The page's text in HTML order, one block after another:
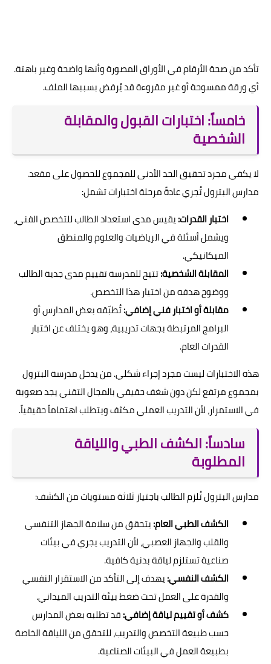
تأكد من صحة الأرقام في الأوراق المصورة وأنها واضحة وغير باهتة.
أي ورقة ممسوحة أو غير مقروءة قد يُرفض بسببها الملف.
خامساً: اختبارات القبول والمقابلة
الشخصية
لا يكفي مجرد تحقيق الحد الأدنى للمجموع للحصول على مقعد.
مدارس البترول تُجري عادةً مرحلة اختبارات تشمل:
اختبار القدرات:يقيس مدى استعداد الطالب للتخصص الفني،
ويشمل أسئلة في الرياضيات والعلوم والمنطق
الميكانيكي.
المقابلة الشخصية:تتيح للمدرسة تقييم مدى جدية الطالب
ووضوح هدفه من اختيار هذا التخصص.
مقابلة أو اختبار فني إضافي:تُطبّقه بعض المدارس أو
البرامج المرتبطة بجهات تدريبية، وهو يختلف عن اختبار
القدرات العام.
هذه الاختبارات ليست مجرد إجراء شكلي. من يدخل مدرسة البترول
بمجموع مرتفع لكن دون شغف حقيقي بالمجال التقني يجد صعوبة
في الاستمرار، لأن التدريب العملي مكثف ويتطلب اهتماماً حقيقياً.
سادساً: الكشف الطبي واللياقة
المطلوبة
مدارس البترول تُلزم الطالب باجتياز ثلاثة مستويات من الكشف:
الكشف الطبي العام:يتحقق من سلامة الجهاز التنفسي
والقلب والجهاز العصبي، لأن التدريب يجري في بيئات
صناعية تستلزم لياقة بدنية كافية.
الكشف النفسي:يهدف إلى التأكد من الاستقرار النفسي
والقدرة على العمل تحت ضغط بيئة التدريب الميداني.
كشف أو تقييم لياقة إضافي:قد تطلبه بعض المدارس
حسب طبيعة التخصص والتدريب، للتحقق من اللياقة الخاصة
بطبيعة العمل في البيئات الصناعية.